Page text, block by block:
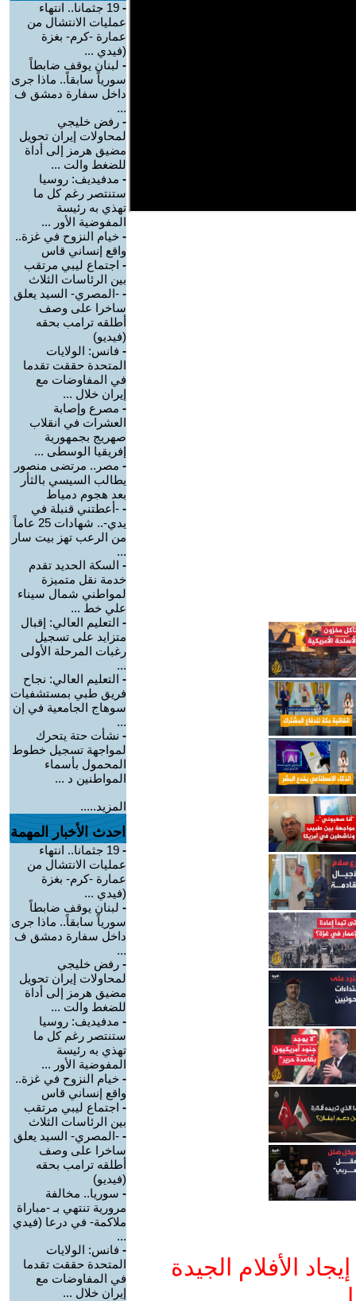
الأفلام الجيدة
-
19 جثمانا.. انتهاء
عمليات الانتشال من
عمارة -كرم- بغزة
(فيدي ...
- لبنان يوقف ضابطاً
سورياً سابقاً.. ماذا جرى
داخل سفارة دمشق ف
...
- رفض خليجي
لمحاولات إيران تحويل
مضيق هرمز إلى أداة
للضغط والت ...
- مدفيديف: روسيا
ستنتصر رغم كل ما
تهذي به رئيسة
المفوضية الأور ...
- خيام النزوح في غزة..
واقع إنساني قاس
- اجتماع ليبي مرتقب
بين الرئاسات الثلاث
- -المصري- السيد يعلق
ساخرا على وصف
أطلقه ترامب بحقه
(فيديو)
- فانس: الولايات
المتحدة حققت تقدما
في المفاوضات مع
إيران خلال ...
- مصرع وإصابة
العشرات في انقلاب
صهريج بجمهورية
إفريقيا الوسطى ...
- مصر.. مرتضى منصور
يطالب السيسي بالثأر
بعد هجوم دمياط
- -أعطتني قنبلة في
يدي-.. شهادات 25 عاماً
من الرعب تهز بيت سار
...
- السكة الحديد تقدم
خدمة نقل متميزة
لمواطني شمال سيناء
علي خط ...
- التعليم العالي: إقبال
متزايد على تسجيل
رغبات المرحلة الأولى
...
- التعليم العالي: نجاح
فريق طبي بمستشفيات
سوهاج الجامعية في إن
...
- نشأت حتة يتحرك
لمواجهة تسجيل خطوط
المحمول بأسماء
المواطنين د ...
المزيد.....
احدث الأخبار المهمة
-
19 جثمانا.. انتهاء
عمليات الانتشال من
عمارة -كرم- بغزة
(فيدي ...
- لبنان يوقف ضابطاً
سورياً سابقاً.. ماذا جرى
داخل سفارة دمشق ف
...
- رفض خليجي
لمحاولات إيران تحويل
مضيق هرمز إلى أداة
للضغط والت ...
- مدفيديف: روسيا
ستنتصر رغم كل ما
تهذي به رئيسة
المفوضية الأور ...
- خيام النزوح في غزة..
واقع إنساني قاس
- اجتماع ليبي مرتقب
بين الرئاسات الثلاث
- -المصري- السيد يعلق
ساخرا على وصف
أطلقه ترامب بحقه
(فيديو)
- سوريا.. مخالفة
مرورية تنتهي بـ -مباراة
ملاكمة- في درعا (فيدي
...
- فانس: الولايات
المتحدة حققت تقدما
في المفاوضات مع
إيران خلال ...